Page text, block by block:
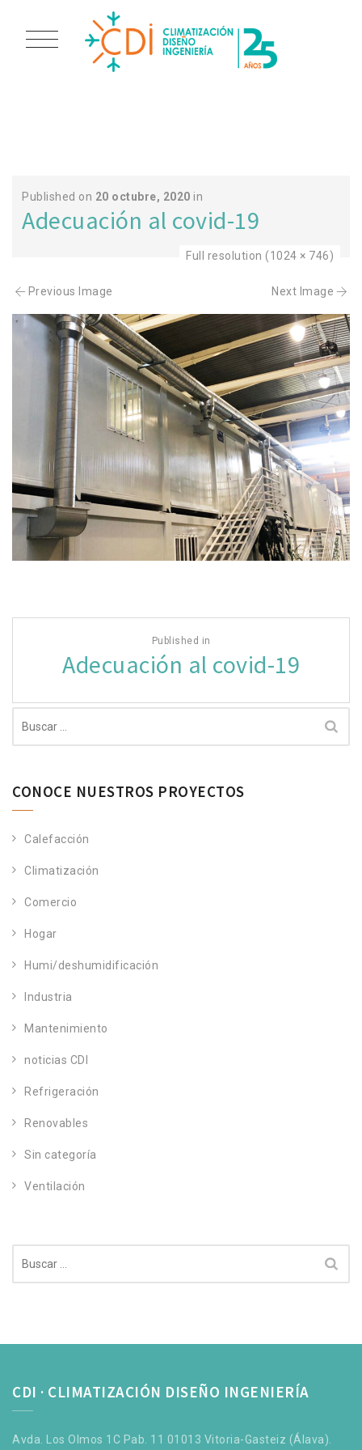
Published on 20 octubre, 2020 in
Adecuación al covid-19
Full resolution (1024 × 746)
Previous Image Next Image
entradas
Published in
Adecuación al covid-19
CONOCE NUESTROS PROYECTOS
Calefacción
Climatización
Comercio
Hogar
Humi/deshumidificación
Industria
Mantenimiento
noticias CDI
Refrigeración
Renovables
Sin categoría
Ventilación
CDI · CLIMATIZACIÓN DISEÑO INGENIERÍA
Avda. Los Olmos 1C Pab. 11 01013 Vitoria-Gasteiz (Álava).